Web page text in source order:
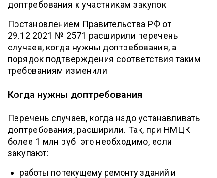
доптребования к участникам закупок
Постановлением Правительства РФ от
29.12.2021 № 2571 расширили перечень
случаев, когда нужны доптребования, а
порядок подтверждения соответствия таким
требованиям изменили
Когда нужны доптребования
Перечень случаев, когда надо устанавливать
доптребования, расширили. Так, при НМЦК
более 1 млн руб. это необходимо, если
закупают:
работы по текущему ремонту зданий и